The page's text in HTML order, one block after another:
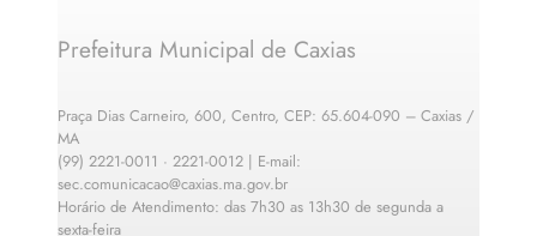
Prefeitura Municipal de Caxias
Praça Dias Carneiro, 600, Centro, CEP: 65.604-090 – Caxias /
MA
(99) 2221-0011 · 2221-0012 | E-mail:
sec.comunicacao@caxias.ma.gov.br
Horário de Atendimento: das 7h30 as 13h30 de segunda a
sexta-feira